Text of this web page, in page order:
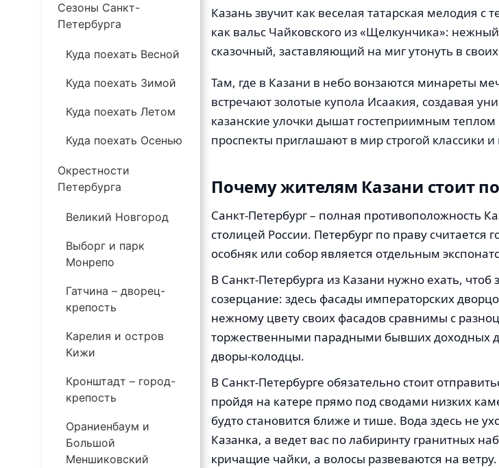
Сезоны Санкт-
Петербурга
Куда поехать Весной
Куда поехать Зимой
Куда поехать Летом
Куда поехать Осенью
Окрестности
Петербурга
Великий Новгород
Выборг и парк
Монрепо
Гатчина – дворец-
крепость
Карелия и остров
Кижи
Кронштадт – город-
крепость
Ораниенбаум и
Большой
Меншиковский
Казань звучит как веселая татарская мелодия
как вальс Чайковского из «Щелкунчика»:
сказочный, заставляющий на миг утонуть в
Там, где в Казани в небо вонзаются минареты
встречают золотые купола Исаакия, создавая
казанские улочки дышат гостеприимным теплом
проспекты приглашают в мир строгой классики и
Почему жителям Казани стоит
Санкт-Петербург – полная противоположность
столицей России. Петербург по праву
особняк или собор является отдельным
В Санкт-Петербурга из Казани нужно ехать, чтоб
созерцание: здесь фасады императорских
нежному цвету своих фасадов сравнимы с
торжественными парадными бывших доходных
дворы-колодцы.
В Санкт-Петербурге обязательно стоит
пройдя на катере прямо под сводами низких
будто становится ближе и тише. Вода здесь не
Казанка, а ведет вас по лабиринту гранитных
кричащие чайки, а волосы развеваются на ветру.